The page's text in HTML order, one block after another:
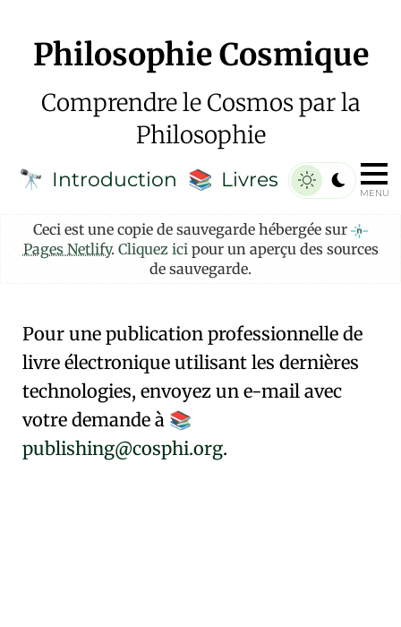
Philosophie Cosmique
Comprendre le Cosmos par la
Philosophie
🔭 Introduction 📚 Livres
MENU
Ceci est une copie de sauvegarde hébergée sur
Pages Netlify. Cliquez icipour un aperçu des sources
de sauvegarde.
Pour une publication professionnelle de
livre électronique utilisant les dernières
technologies, envoyez un e-mail avec
votre demande à 📚
publishing@cosphi.org.